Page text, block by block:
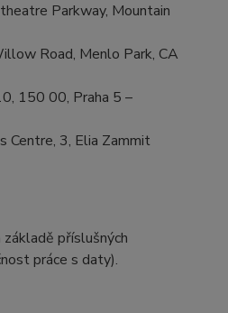
Parkway, Mountain
Road, Menlo Park, CA
150 00, Praha 5 –
Centre, 3, Elia Zammit
základě příslušných
práce s daty).